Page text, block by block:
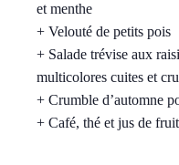
et menthe
+ Velouté de petits pois
+ Salade trévise aux
multicolores cuites et
+ Crumble d’automne
+ Café, thé et jus de